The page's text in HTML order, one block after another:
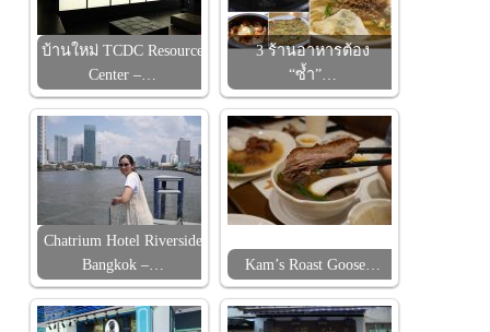
บ้านใหม่ TCDC Resource
Center –…
3 ร้านอาหารต้อง
“ซ้ำ”…
Chatrium Hotel Riverside
Bangkok –…
Kam’s Roast Goose…